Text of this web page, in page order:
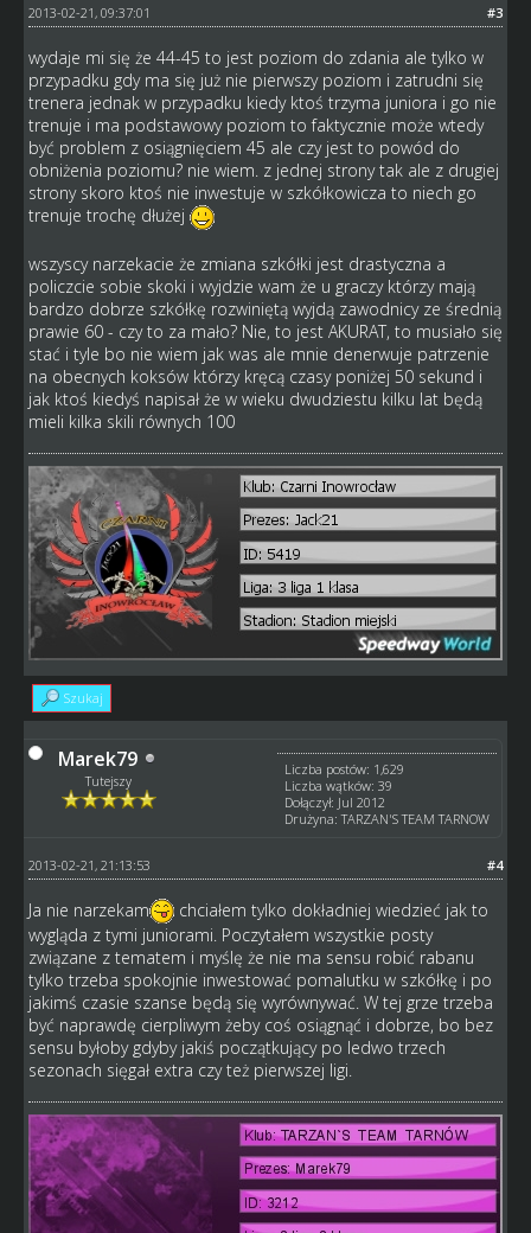
#3
2013-02-21, 09:37:01
wydaje mi się że 44-45 to jest poziom do zdania ale tylko w
przypadku gdy ma się już nie pierwszy poziom i zatrudni się
trenera jednak w przypadku kiedy ktoś trzyma juniora i go nie
trenuje i ma podstawowy poziom to faktycznie może wtedy
być problem z osiągnięciem 45 ale czy jest to powód do
obniżenia poziomu? nie wiem. z jednej strony tak ale z drugiej
strony skoro ktoś nie inwestuje w szkółkowicza to niech go
trenuje trochę dłużej
wszyscy narzekacie że zmiana szkółki jest drastyczna a
policzcie sobie skoki i wyjdzie wam że u graczy którzy mają
bardzo dobrze szkółkę rozwiniętą wyjdą zawodnicy ze średnią
prawie 60 - czy to za mało? Nie, to jest AKURAT, to musiało się
stać i tyle bo nie wiem jak was ale mnie denerwuje patrzenie
na obecnych koksów którzy kręcą czasy poniżej 50 sekund i
jak ktoś kiedyś napisał że w wieku dwudziestu kilku lat będą
mieli kilka skili równych 100
Szukaj
Marek79
Tutejszy
Liczba postów: 1,629
Liczba wątków: 39
Dołączył: Jul 2012
Drużyna: TARZAN'S TEAM TARNOW
#4
2013-02-21, 21:13:53
Ja nie narzekam
chciałem tylko dokładniej wiedzieć jak to
wygląda z tymi juniorami. Poczytałem wszystkie posty
związane z tematem i myślę że nie ma sensu robić rabanu
tylko trzeba spokojnie inwestować pomalutku w szkółkę i po
jakimś czasie szanse będą się wyrównywać. W tej grze trzeba
być naprawdę cierpliwym żeby coś osiągnąć i dobrze, bo bez
sensu byłoby gdyby jakiś początkujący po ledwo trzech
sezonach sięgał extra czy też pierwszej ligi.